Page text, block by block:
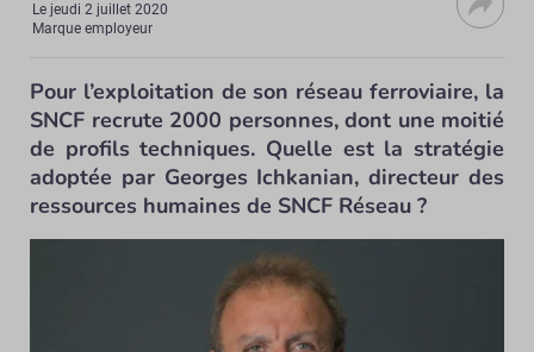
Le jeudi 2 juillet 2020
Marque employeur
Pour l’exploitation de son réseau ferroviaire, la
SNCF recrute 2000 personnes, dont une moitié
de profils techniques. Quelle est la stratégie
adoptée par Georges Ichkanian, directeur des
ressources humaines de SNCF Réseau ?